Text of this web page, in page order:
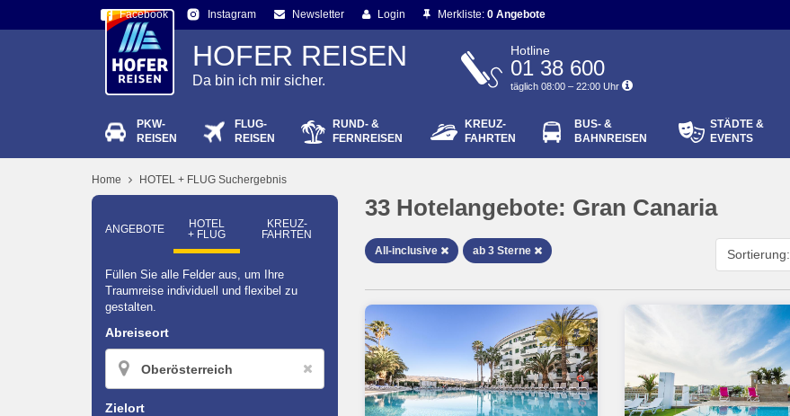
Facebook Instagram Newsletter Login
Passwort vergessen?
Merkliste: 0 Angebote
HOFER REISEN
Da bin ich mir sicher.
Hotline
01 38 600
täglich 08:00 – 22:00 Uhr
PKW-
REISEN
FLUG-
REISEN
RUND- &
FERNREISEN
KREUZ-
FAHRTEN
BUS- &
BAHNREISEN
STÄDTE &
EVENTS
Home HOTEL + FLUG Suchergebnis
ANGEBOTE
HOTEL
+ FLUG
KREUZ­
FAHRTEN
Füllen Sie alle Felder aus, um Ihre
Traumreise individuell und flexibel zu
gestalten.
Abreiseort
Zielort
33 Hotelangebote: Gran Canaria
All-inclusive ab 3 Sterne Sortierung: